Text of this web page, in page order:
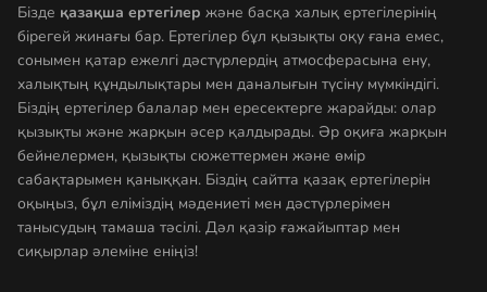
Бізде қазақша ертегілер және басқа халық ертегілерінің
бірегей жинағы бар. Ертегілер бұл қызықты оқу ғана емес,
сонымен қатар ежелгі дәстүрлердің атмосферасына ену,
халықтың құндылықтары мен даналығын түсіну мүмкіндігі.
Біздің ертегілер балалар мен ересектерге жарайды: олар
қызықты және жарқын әсер қалдырады. Әр оқиға жарқын
бейнелермен, қызықты сюжеттермен және өмір
сабақтарымен қаныққан. Біздің сайтта қазақ ертегілерін
оқыңыз, бұл еліміздің мәдениеті мен дәстүрлерімен
танысудың тамаша тәсілі. Дәл қазір ғажайыптар мен
сиқырлар әлеміне еніңіз!